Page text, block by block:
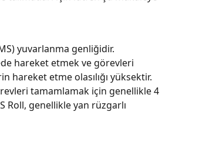
yuvarlanma genliğidir.
hareket etmek ve görevleri
hareket etme olasılığı yüksektir.
tamamlamak için genellikle 4
Roll, genellikle yan rüzgarlı